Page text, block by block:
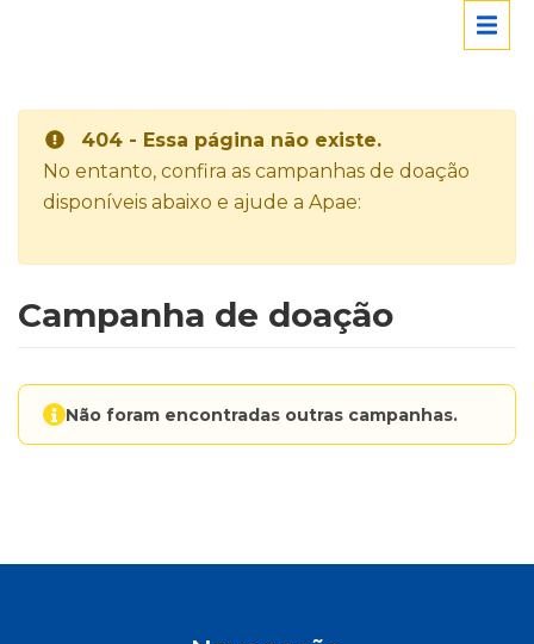
404 - Essa página não existe.
No entanto, confira as campanhas de doação
disponíveis abaixo e ajude a Apae:
Campanha de doação
Não foram encontradas outras campanhas.